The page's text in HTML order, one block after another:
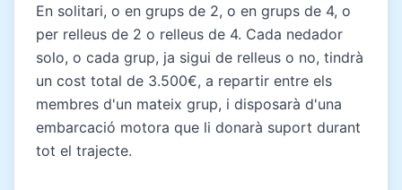
En solitari, o en grups de 2, o en grups de 4, o
per relleus de 2 o relleus de 4. Cada nedador
solo, o cada grup, ja sigui de relleus o no, tindrà
un cost total de 3.500€, a repartir entre els
membres d'un mateix grup, i disposarà d'una
embarcació motora que li donarà suport durant
tot el trajecte.